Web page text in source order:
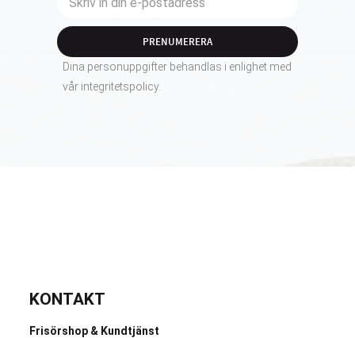
PRENUMERERA
Dina personuppgifter behandlas i enlighet med
vår integritetspolicy.
KONTAKT
Frisörshop & Kundtjänst